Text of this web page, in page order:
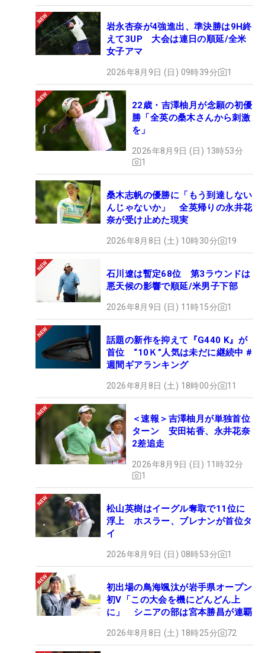
岩永杏奈が4強進出、準決勝は9H終
えて3UP 大会は連日の順延/全米
女子アマ
2026年8月9日 (日) 09時39分 1
22歳・吉澤柚月が念願の初優
勝「全英の桑木さんから刺激
を」
2026年8月9日 (日) 13時53分
1
桑木志帆の優勝に「もう到達しない
んじゃないか」 全英帰りの永井花
奈が受け止めた現実
2026年8月8日 (土) 10時30分 19
石川遼は暫定68位 第3ラウンドは
悪天候の影響で順延/米男子下部
2026年8月9日 (日) 11時15分 1
話題の新作を抑えて『G440 K』が
首位 “10Ｋ”人気は未だに継続中 #
週間ギアランキング
2026年8月8日 (土) 18時00分 11
＜速報＞吉澤柚月が単独首位
ターン 安田祐香、永井花奈
2差追走
2026年8月9日 (日) 11時32分
1
松山英樹はイーグル奪取で11位に
浮上 ホスラー、ブレナンが首位タ
イ
2026年8月9日 (日) 08時53分 1
初出場の鳥海颯汰が岩手県オープン
初V「この大会を機にどんどん上
に」 シニアの部は宮本勝昌が連覇
2026年8月8日 (土) 18時25分 72